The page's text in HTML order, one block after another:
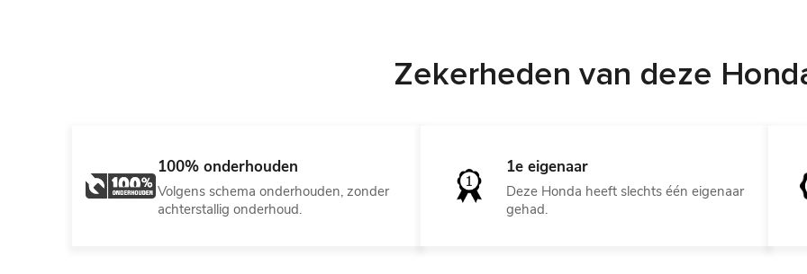
Zekerheden van deze
100% onderhouden
Volgens schema onderhouden, zonder
achterstallig onderhoud.
1e eigenaar
Deze Honda heeft slechts één eigenaar
gehad.